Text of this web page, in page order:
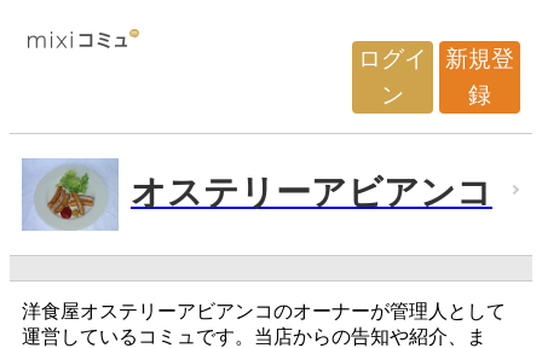
ログイ
ン
新規登
録
オステリーアビアンコ
洋食屋オステリーアビアンコのオーナーが管理人として
運営しているコミュです。当店からの告知や紹介、ま